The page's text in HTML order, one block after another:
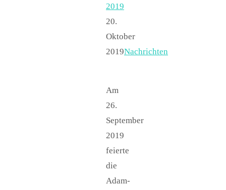
2019
20.
Oktober
2019Nachrichten
Am
26.
September
2019
feierte
die
Adam-